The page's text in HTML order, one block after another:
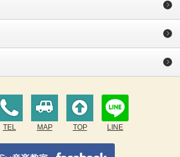
TEL MAP TOP LINE